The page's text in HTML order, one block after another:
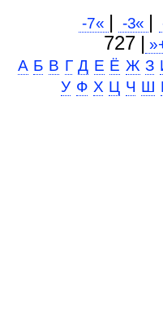
-7« | -3« |
727 |
А Б В Г Д Е Ё Ж З
У Ф Х Ц Ч Ш